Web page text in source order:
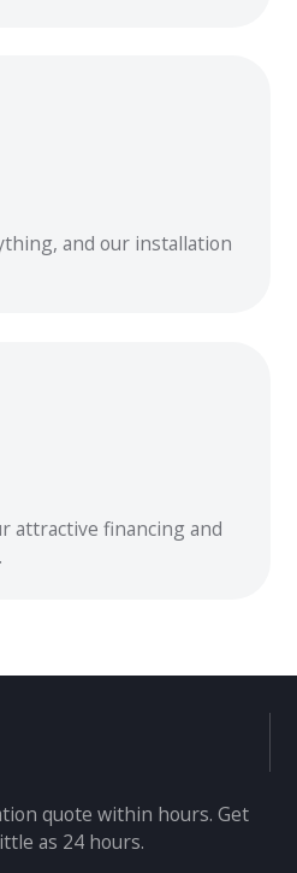
and our installation
attractive financing and
quote within hours. Get
as 24 hours.